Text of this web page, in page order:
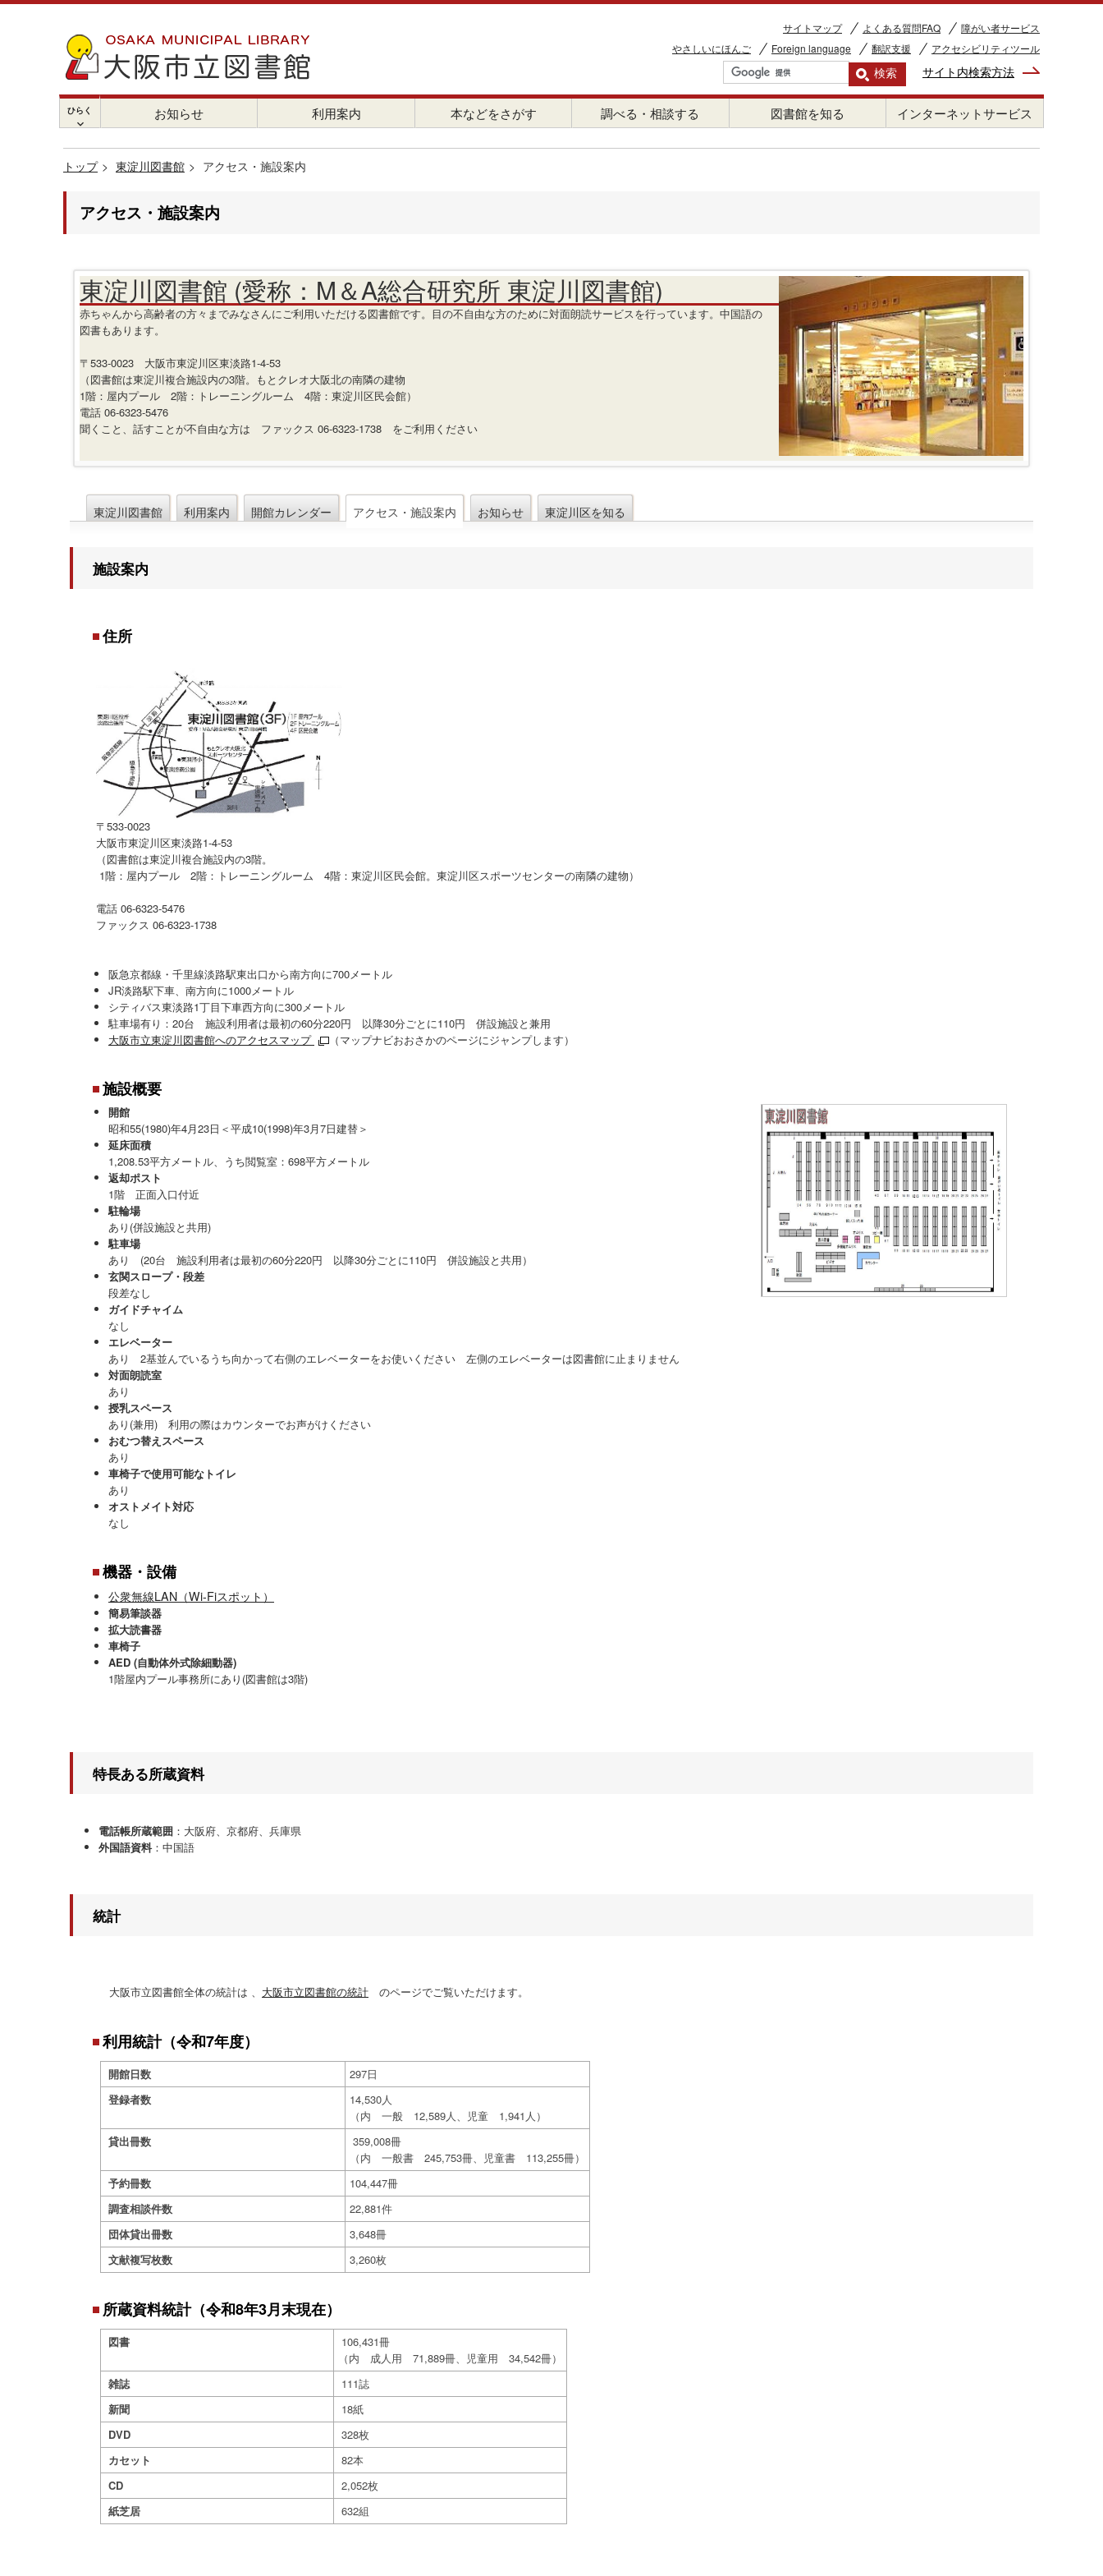
サイトマップ よくある質問FAQ
障がい者サービス
やさしいにほんご
Foreign language 翻訳支援 アクセシビリティツール
サイト内検索方法
ひらく
chevron_right
お知らせ 利用案内 本などをさがす 調べる・相談する 図書館を知る インターネットサービス
トップ 東淀川図書館 アクセス・施設案内
アクセス・施設案内
東淀川図書館 (愛称：M＆A総合研究所 東淀川図書館)
赤ちゃんから高齢者の方々までみなさんにご利用いただける図書館です。目の不自由な方のために対面朗読サービスを行っています。中国語の
図書もあります。
〒533-0023 大阪市東淀川区東淡路1-4-53
（図書館は東淀川複合施設内の3階。もとクレオ大阪北の南隣の建物
1階：屋内プール 2階：トレーニングルーム 4階：東淀川区民会館）
電話 06-6323-5476
聞くこと、話すことが不自由な方は ファックス 06-6323-1738 をご利用ください
東淀川図書館 利用案内 開館カレンダー アクセス・施設案内 お知らせ 東淀川区を知る
施設案内
住所
〒533-0023
大阪市東淀川区東淡路1-4-53
（図書館は東淀川複合施設内の3階。
1階：屋内プール 2階：トレーニングルーム 4階：東淀川区民会館。東淀川区スポーツセンターの南隣の建物）
電話 06-6323-5476
ファックス 06-6323-1738
阪急京都線・千里線淡路駅東出口から南方向に700メートル
JR淡路駅下車、南方向に1000メートル
シティバス東淡路1丁目下車西方向に300メートル
駐車場有り：20台 施設利用者は最初の60分220円 以降30分ごとに110円 併設施設と兼用
大阪市立東淀川図書館へのアクセスマップ
（マップナビおおさかのページにジャンプします）
施設概要
開館
昭和55(1980)年4月23日＜平成10(1998)年3月7日建替＞
延床面積
1,208.53平方メートル、うち閲覧室：698平方メートル
返却ポスト
1階 正面入口付近
駐輪場
あり(併設施設と共用)
駐車場
あり (20台 施設利用者は最初の60分220円 以降30分ごとに110円 併設施設と共用）
玄関スロープ・段差
段差なし
ガイドチャイム
なし
エレベーター
あり 2基並んでいるうち向かって右側のエレベーターをお使いください 左側のエレベーターは図書館に止まりません
対面朗読室
あり
授乳スペース
あり(兼用) 利用の際はカウンターでお声がけください
おむつ替えスペース
あり
車椅子で使用可能なトイレ
あり
オストメイト対応
なし
機器・設備
公衆無線LAN（Wi-Fiスポット）
簡易筆談器
拡大読書器
車椅子
AED (自動体外式除細動器)
1階屋内プール事務所にあり(図書館は3階)
特長ある所蔵資料
電話帳所蔵範囲 ：大阪府、京都府、兵庫県
外国語資料：中国語
統計
大阪市立図書館全体の統計は 、 大阪市立図書館の統計 のページでご覧いただけます。
利用統計（令和7年度）
開館日数
297日
登録者数
14,530人
（内 一般 12,589人、児童 1,941人）
貸出冊数
359,008冊
（内 一般書 245,753冊、児童書 113,255冊）
予約冊数
104,447冊
調査相談件数
22,881件
団体貸出冊数
3,648冊
文献複写枚数
3,260枚
所蔵資料統計（令和8年3月末現在）
図書
106,431冊
（内 成人用 71,889冊、児童用 34,542冊）
雑誌
111誌
新聞
18紙
DVD
328枚
カセット
82本
CD
2,052枚
紙芝居
632組